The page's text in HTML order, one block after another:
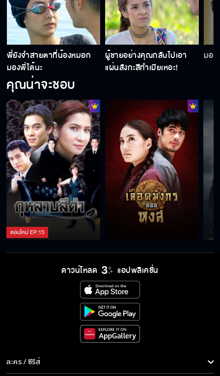
พี่ยังจำสายตาที่น้องหมอก
มองพี่ได้นะ
ผู้ชายอย่างคุณกลับไปเอา
แผ่นสังกะสีทำเมียเหอะ!
มอง
คุณน่าจะชอบ
ตอนใหม่EP.15
ดาวน์โหลด แอปพลิเคชั่น
ละคร / ซีรีส์